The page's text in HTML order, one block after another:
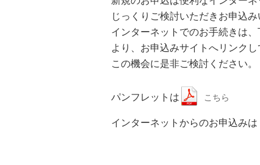
じっくりご検討いただきお申込み
インターネットでのお手続きは
より、お申込みサイトへリンクし
この機会に是非ご検討ください。
パンフレットは こちら
インターネットからのお申込みは